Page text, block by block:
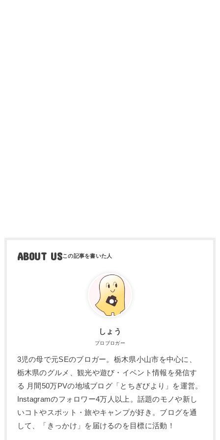
ABOUT US
しょう
プロブロガー
3児の母で元SEのブロガー。栃木県小山市を中心に、
栃木県のグルメ、観光や遊び・イベント情報を発信す
る 月間50万PVの地域ブログ「とちぎびより」を運営。
Instagramのフォロワー4万人以上。話題のモノや新し
いコトやスポット・旅やキャンプが好き。ブログを通
して、「きっかけ」を届けるのを目標に活動！